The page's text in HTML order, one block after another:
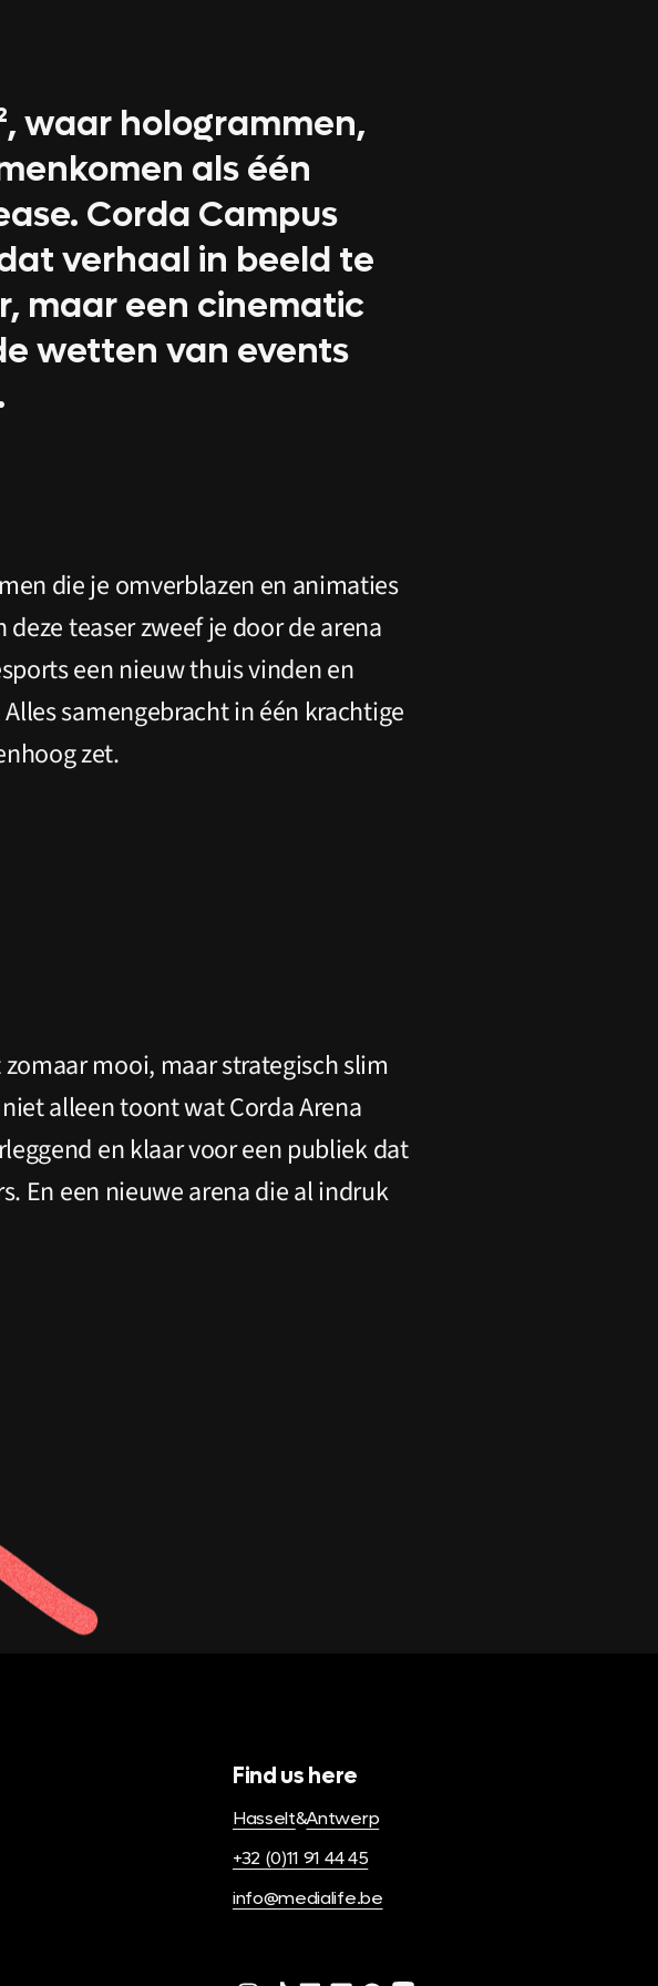
waar hologrammen,
als één
Corda Campus
verhaal in beeld te
maar een cinematic
wetten van events
die je omverblazen en animaties
teaser zweef je door de arena
een nieuw thuis vinden en
samengebracht in één krachtige
zet.
mooi, maar strategisch slim
alleen toont wat Corda Arena
en klaar voor een publiek dat
En een nieuwe arena die al indruk
Find us here
Hasselt&Antwerp
+32 (0)11 91 44 45
info@medialife.be